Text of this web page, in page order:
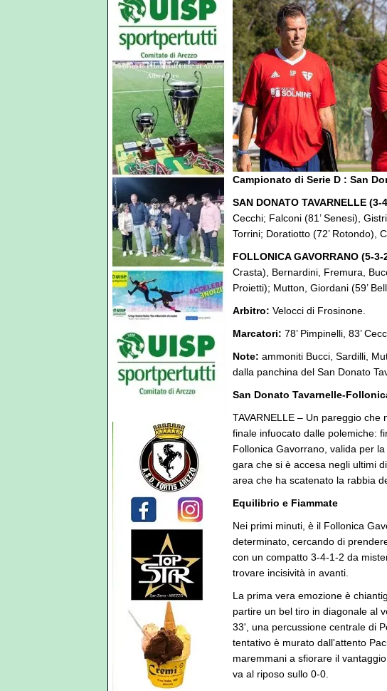
Campionato di Serie D : San
SAN DONATO TAVARNELLE (3-
Cecchi; Falconi (81’ Senesi),
Torrini; Doratiotto (72’ Rotondo),
FOLLONICA GAVORRANO (5-3-
Crasta), Bernardini, Fremura,
Proietti); Mutton, Giordani (59’
Arbitro: Velocci di Frosinone.
Marcatori: 78’ Pimpinelli, 83’
Note: ammoniti Bucci, Sardilli,
dalla panchina del San Donato
San Donato Tavarnelle-
TAVARNELLE – Un pareggio
finale infuocato dalle polemiche:
Follonica Gavorrano, valida per
gara che si è accesa negli ultimi
area che ha scatenato la rabbia
Equilibrio e Fiammate
Nei primi minuti, è il Follonica
determinato, cercando di
con un compatto 3-4-1-2 da
trovare incisività in avanti.
La prima vera emozione è
partire un bel tiro in diagonale al
33', una percussione centrale di
tentativo è murato dall'attento
maremmani a sfiorare il
va al riposo sullo 0-0.